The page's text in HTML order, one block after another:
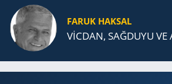
FARUK HAKSAL
VİCDAN, SAĞ­DU­YU VE